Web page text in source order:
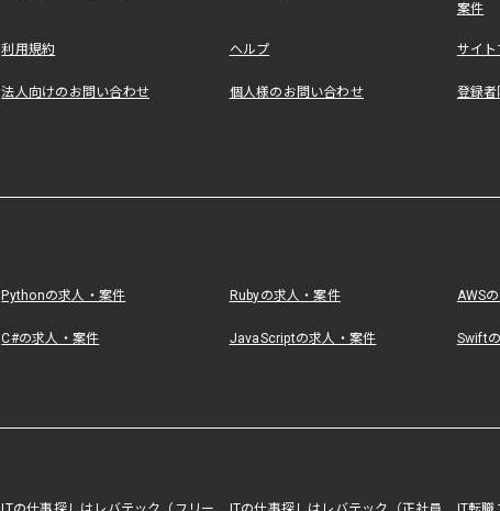
案件
利用規約 ヘルプ サイ
法人向けのお問い合わせ 個人様のお問い合わせ 登録者
Pythonの求人・案件 Rubyの求人・案件 AWS
C#の求人・案件 JavaScriptの求人・案件 Swift